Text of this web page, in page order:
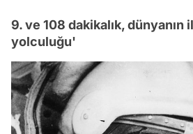
9. ve 108 dakikalık, dünyanın
yolculuğu'